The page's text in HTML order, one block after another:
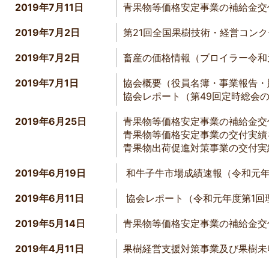
2019年7月11日 青果物等価格安定事業の補給金
2019年7 月 2日 第21回全国果樹技術・経営コン
2019年7月2日 畜産の価格情報（ブロイラー令
2019年7月1日
協会概要（役員名簿・事業報告
協会レポート（第49回定時総会
2019年6月25日
青果物等価格安定事業の補給金
青果物等価格安定事業の交付実
青果物出荷促進対策事業の交付
2019年6月19日 和牛子牛市場成績速報（令和元
2019年6月11日 協会レポート（令和元年度第1
2019年5月14日 青果物等価格安定事業の補給金
2019年4月11日 果樹経営支援対策事業及び果樹